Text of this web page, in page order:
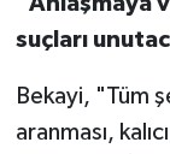
suçları
Bekayi, "Tüm
aranması,